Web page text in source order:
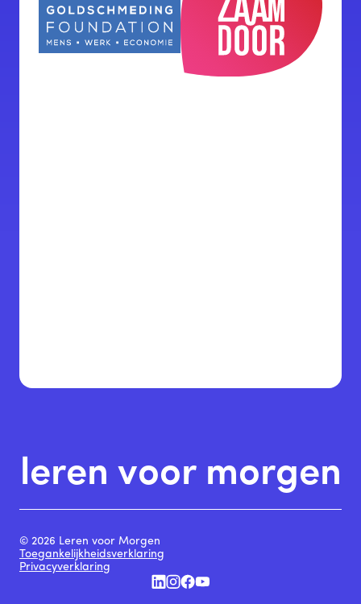
leren voor morgen
© 2026 Leren voor Morgen
Toegankelijkheidsverklaring
Privacyverklaring